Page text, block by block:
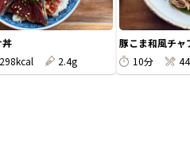
丼
298kcal 2.4g
豚こま和風チャ
10分